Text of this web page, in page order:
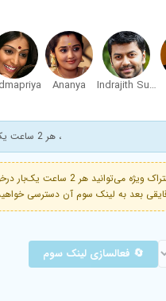
Indrajith Sukumaran
Ananya
، هر 2 ساعت یک فیلم برای یک کاربر ویژه
فعال است. با خرید اشتراک ویژه
🔄 فعالسازی لینک سوم